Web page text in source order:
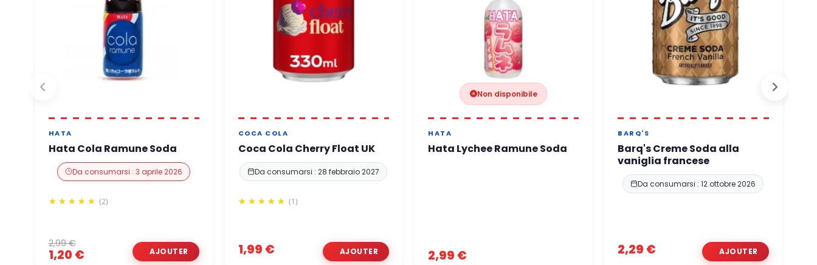
HATA
Hata Cola Ramune Soda
Da consumarsi : 3 aprile 2026
(2)
1,20 €
2,99 €
COCA COLA
Coca Cola Cherry Float UK
Da consumarsi : 28 febbraio 2027
(1)
1,99 €
Non disponibile
HATA
Hata Lychee Ramune Soda
2,99 €
BARQ'S
Barq's Creme Soda alla
vaniglia francese
Da consumarsi : 12 ottobre 2026
2,29 €